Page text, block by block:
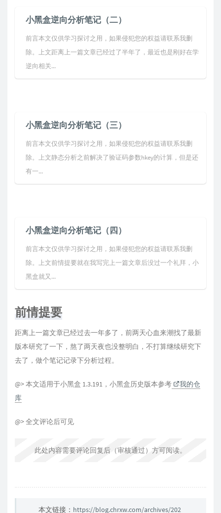
小黑盒逆向分析笔记（二）
前言本文仅供学习探讨之用，如果侵犯您的权益请联系我删
除。上文距离上一篇文章已经过了半年了，最近也是刚好在学
逆向相关...
小黑盒逆向分析笔记（三）
前言本文仅供学习探讨之用，如果侵犯您的权益请联系我删
除。上文静态分析之前解决了验证码参数hkey的计算，但是还
有一...
小黑盒逆向分析笔记（四）
前言本文仅供学习探讨之用，如果侵犯您的权益请联系我删
除。上文前情提要就在我写完上一篇文章后没过一个礼拜，小
黑盒就又...
前情提要
距离上一篇文章已经过去一年多了，前两天心血来潮找了最新
版本研究了一下，熬了两天夜也没整明白，不打算继续研究下
去了，做个笔记记录下分析过程。
@> 本文适用于小黑盒 1.3.191，小黑盒历史版本参考
我的仓
库
@> 全文评论后可见
此处内容需要评论回复后（审核通过）方可阅读。
本文链接： https://blog.chrxw.com/archives/202